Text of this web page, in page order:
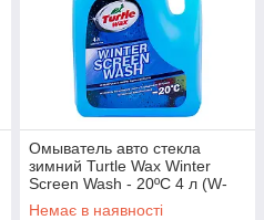
Омыватель авто стекла
зимний Turtle Wax Winter
Screen Wash - 20ºC 4 л (W-
4047)
Немає в наявності